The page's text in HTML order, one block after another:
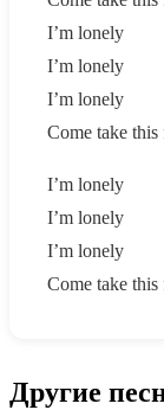
I’m lonely
I’m lonely
I’m lonely
Сome take this
I’m lonely
I’m lonely
I’m lonely
Сome take
Другие